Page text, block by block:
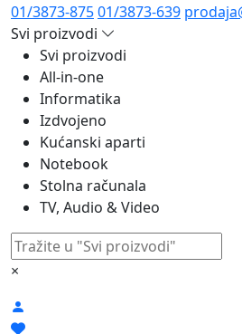
01/3873-87501/3873-639
Svi proizvodi
Svi proizvodi
All-in-one
Informatika
Izdvojeno
Kućanski aparti
Notebook
Stolna računala
TV, Audio & Video
×